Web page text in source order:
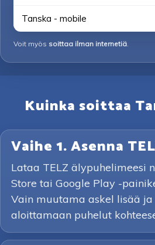
Tanska - mobile
Voit myös soittaa ilman internetiä.
Kuinka soittaa
Vaihe 1. Asenna
Lataa TELZ älypuhelimeesi
Store tai Google Play -
Vain muutama askel lisää
aloittamaan puhelut